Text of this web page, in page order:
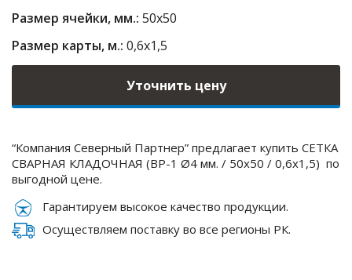
Размер ячейки, мм.: 50х50
Размер карты, м.: 0,6х1,5
Уточнить цену
“Компания Северный Партнер” предлагает купить СЕТКА
СВАРНАЯ КЛАДОЧНАЯ (ВР-1 Ø4 мм. / 50х50 / 0,6х1,5) по
выгодной цене.
Гарантируем высокое качество продукции.
Осуществляем поставку во все регионы РК.